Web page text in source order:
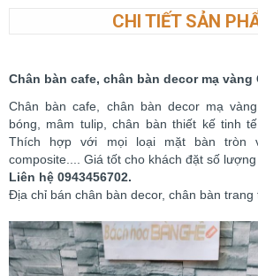
CHI TIẾT SẢN
Chân bàn cafe, chân bàn decor mạ vàng
Chân bàn cafe, chân bàn decor mạ
bóng, mâm tulip, chân bàn thiết kế tinh
Thích hợp với mọi loại mặt bàn tròn
composite.... Giá tốt cho khách đặt số lượng
Liên hệ 0943456702.
Địa chỉ bán chân bàn decor, chân bàn trang